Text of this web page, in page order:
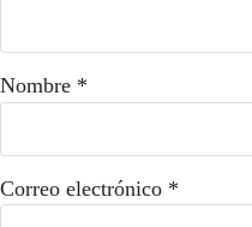
Nombre *
Correo electrónico *